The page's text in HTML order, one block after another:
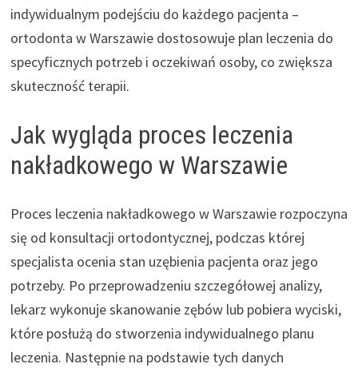
indywidualnym podejściu do każdego pacjenta –
ortodonta w Warszawie dostosowuje plan leczenia do
specyficznych potrzeb i oczekiwań osoby, co zwiększa
skuteczność terapii.
Jak wygląda proces leczenia
nakładkowego w Warszawie
Proces leczenia nakładkowego w Warszawie rozpoczyna
się od konsultacji ortodontycznej, podczas której
specjalista ocenia stan uzębienia pacjenta oraz jego
potrzeby. Po przeprowadzeniu szczegółowej analizy,
lekarz wykonuje skanowanie zębów lub pobiera wyciski,
które posłużą do stworzenia indywidualnego planu
leczenia. Następnie na podstawie tych danych